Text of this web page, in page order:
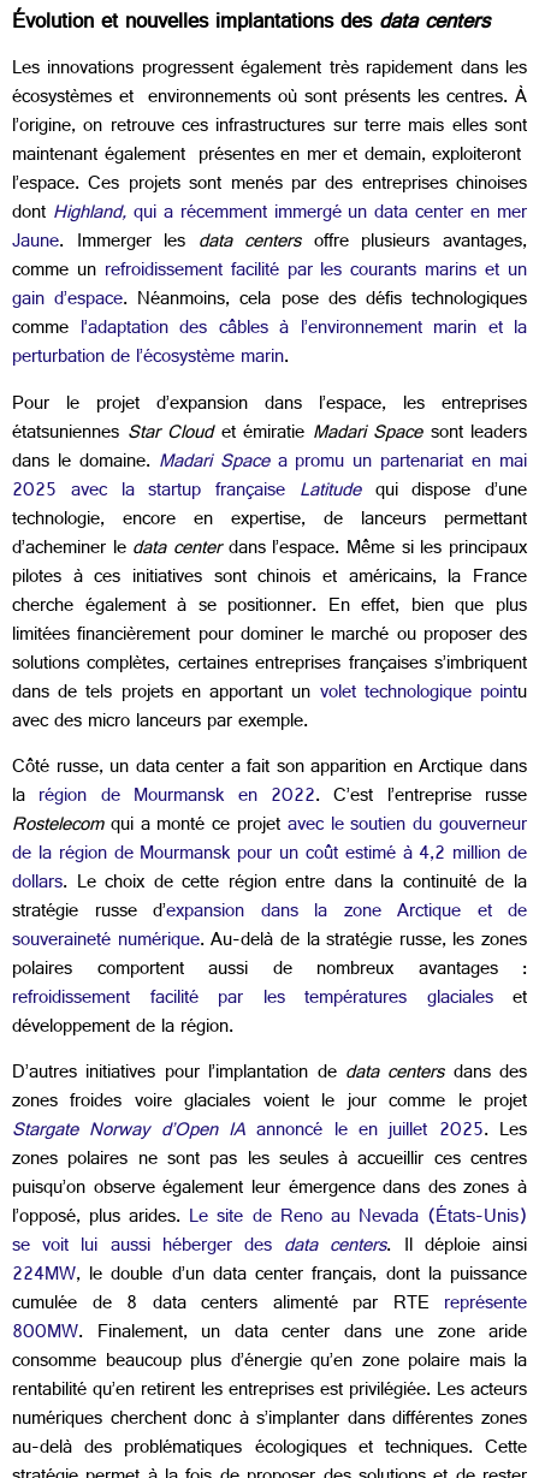
Évolution et nouvelles implantations desdata centers
Les innovations progressent également très rapidement dans les
écosystèmes et environnements où sont présents les centres. À
l’origine, on retrouve ces infrastructures sur terre mais elles sont
maintenant également présentes en mer et demain, exploiteront
l’espace. Ces projets sont menés par des entreprises chinoises
dont Highland,qui a récemment immergé un data center en mer
Jaune. Immerger les data centersoffre plusieurs avantages,
comme un refroidissement facilité par les courants marins et un
gain d’espace. Néanmoins, cela pose des défis technologiques
comme l’adaptation des câbles à l’environnement marin et la
perturbation de l’écosystème marin.
Pour le projet d’expansion dans l’espace, les entreprises
étatsuniennes Star Cloudet émiratie Madari Spacesont leaders
dans le domaine. Madari Spacea promu un partenariat en mai
2025 avec la startup française Latitudequi dispose d’une
technologie, encore en expertise, de lanceurs permettant
d’acheminer ledata centerdans l’espace. Même si les principaux
pilotes à ces initiatives sont chinois et américains, la France
cherche également à se positionner. En effet, bien que plus
limitées financièrement pour dominer le marché ou proposer des
solutions complètes, certaines entreprises françaises s’imbriquent
dans de tels projets en apportant un volet technologique pointu
avec des micro lanceurs par exemple.
Côté russe, un data center a fait son apparition en Arctique dans
la région de Mourmansk en 2022. C’est l’entreprise russe
Rostelecomqui a monté ce projetavec le soutien du gouverneur
de la région de Mourmansk pour un coût estimé à 4,2 million de
dollars. Le choix de cette région entre dans la continuité de la
stratégie russe d’expansion dans la zone Arctique et de
souveraineté numérique. Au-delà de la stratégie russe, les zones
polaires comportent aussi de nombreux avantages :
refroidissement facilité par les températures glacialeset
développement de la région.
D’autres initiatives pour l’implantation de data centersdans des
zones froides voire glaciales voient le jour comme le projet
Stargate Norway d’Open IAannoncé le en juillet 2025. Les
zones polaires ne sont pas les seules à accueillir ces centres
puisqu’on observe également leur émergence dans des zones à
l’opposé, plus arides. Le site de Reno au Nevada (États-Unis)
se voit lui aussi héberger des data centers. Il déploie ainsi
224MW, le double d’un data center français, dont la puissance
cumulée de 8 data centers alimenté par RTE représente
800MW. Finalement, un data center dans une zone aride
consomme beaucoup plus d’énergie qu’en zone polaire mais la
rentabilité qu’en retirent les entreprises est privilégiée. Les acteurs
numériques cherchent donc à s’implanter dans différentes zones
au-delà des problématiques écologiques et techniques. Cette